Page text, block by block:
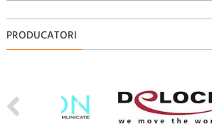
PRODUCATORI